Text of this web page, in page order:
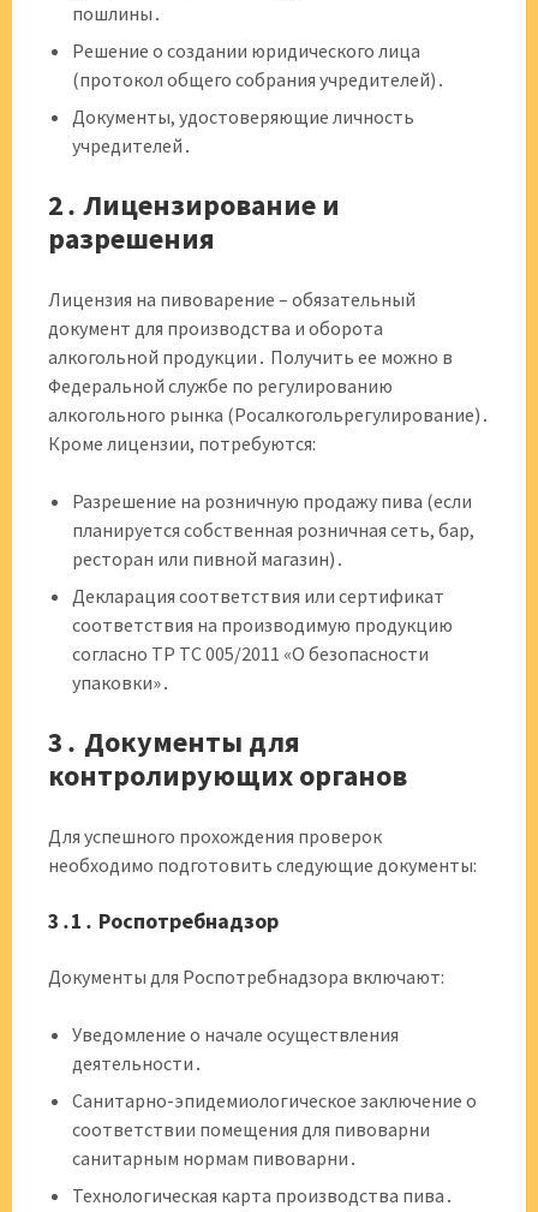
пошлины․
Решение о создании юридического лица
(протокол общего собрания учредителей)․
Документы, удостоверяющие личность
учредителей․
2․ Лицензирование и
разрешения
Лицензия на пивоварение – обязательный
документ для производства и оборота
алкогольной продукции․ Получить ее можно в
Федеральной службе по регулированию
алкогольного рынка (Росалкогольрегулирование)․
Кроме лицензии, потребуются:
Разрешение на розничную продажу пива (если
планируется собственная розничная сеть, бар,
ресторан или пивной магазин)․
Декларация соответствия или сертификат
соответствия на производимую продукцию
согласно ТР ТС 005/2011 «О безопасности
упаковки»․
3․ Документы для
контролирующих органов
Для успешного прохождения проверок
необходимо подготовить следующие документы:
3․1․ Роспотребнадзор
Документы для Роспотребнадзора включают:
Уведомление о начале осуществления
деятельности․
Санитарно-эпидемиологическое заключение о
соответствии помещения для пивоварни
санитарным нормам пивоварни․
Технологическая карта производства пива․